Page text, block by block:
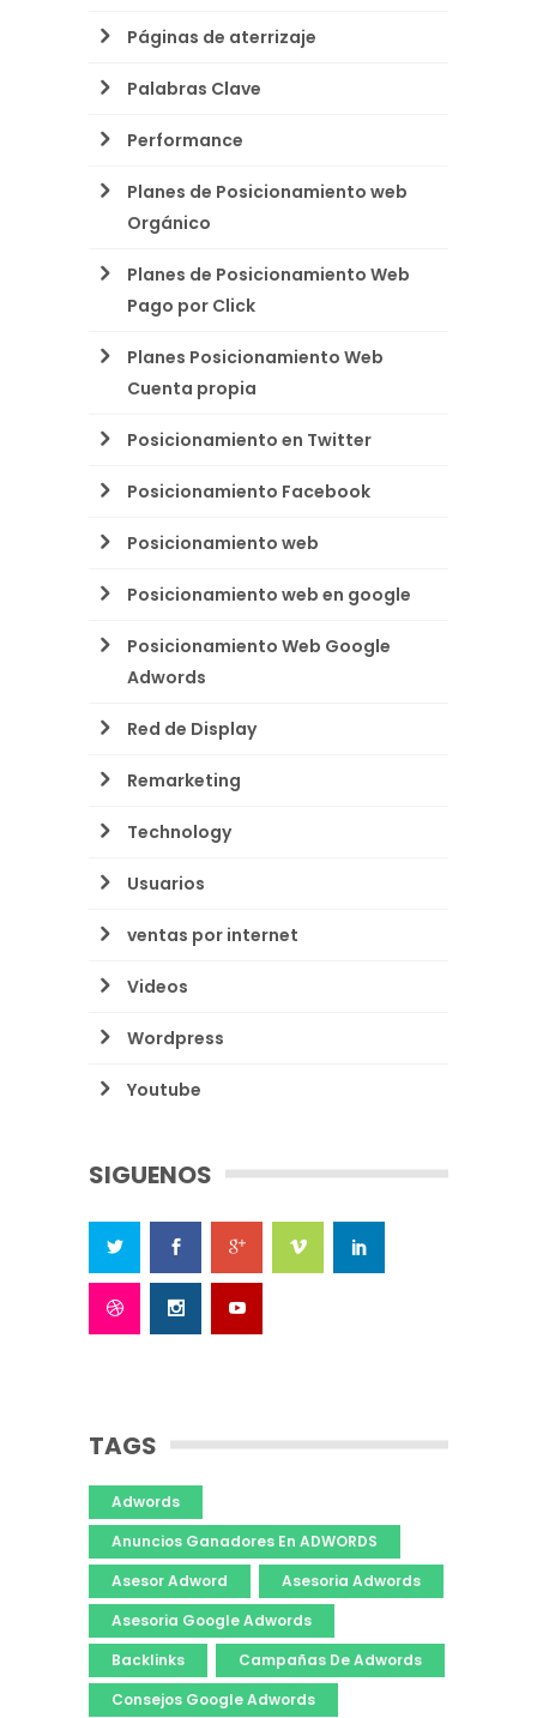
Páginas de aterrizaje
Palabras Clave
Performance
Planes de Posicionamiento web
Orgánico
Planes de Posicionamiento Web
Pago por Click
Planes Posicionamiento Web
Cuenta propia
Posicionamiento en Twitter
Posicionamiento Facebook
Posicionamiento web
Posicionamiento web en google
Posicionamiento Web Google
Adwords
Red de Display
Remarketing
Technology
Usuarios
ventas por internet
Videos
Wordpress
Youtube
SIGUENOS
TAGS
Adwords
Anuncios Ganadores En ADWORDS
Asesor Adword
Asesoria Adwords
Asesoria Google Adwords
Backlinks
Campañas De Adwords
Consejos Google Adwords